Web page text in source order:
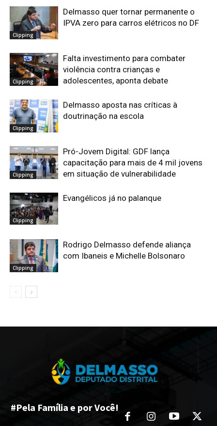
Clipping
Delmasso quer tornar permanente o
IPVA zero para carros elétricos no DF
Clipping
Falta investimento para combater
violência contra crianças e
adolescentes, aponta debate
Clipping
Delmasso aposta nas críticas à
doutrinação na escola
Clipping
Pró-Jovem Digital: GDF lança
capacitação para mais de 4 mil jovens
em situação de vulnerabilidade
Clipping
Evangélicos já no palanque
Clipping
Rodrigo Delmasso defende aliança
com Ibaneis e Michelle Bolsonaro
#Pela Família e por Você!